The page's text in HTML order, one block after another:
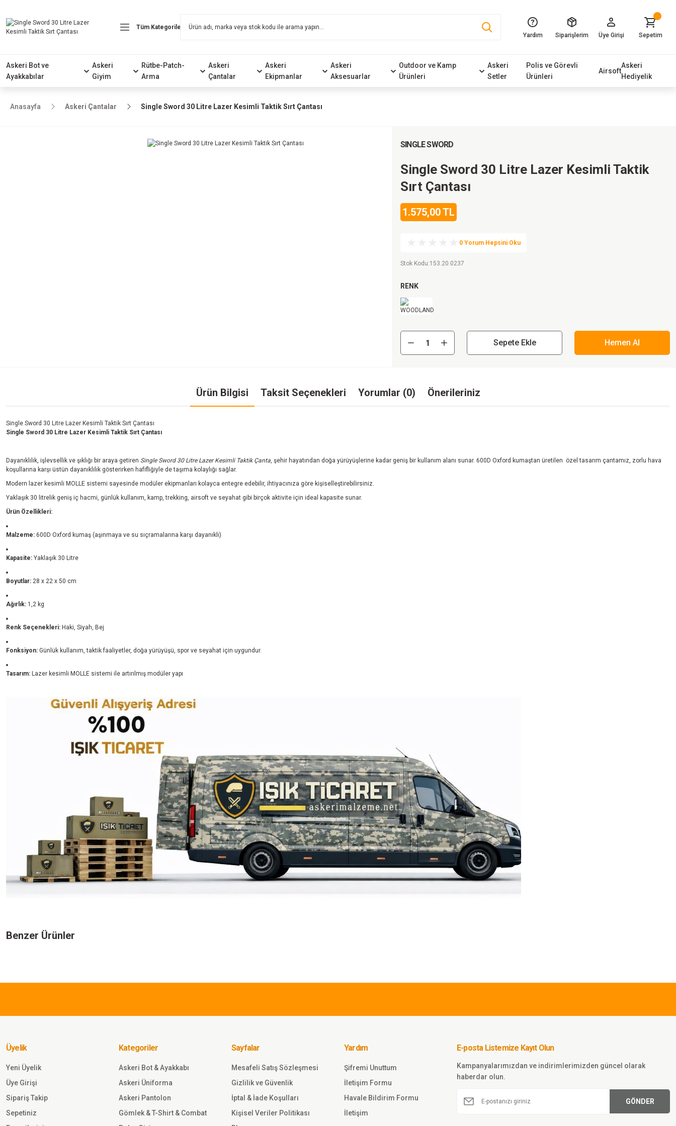
Yardım Siparişlerim Üye Girişi Sepetim
Askeri Bot ve
Ayakkabılar
Askeri
Giyim
Rütbe-Patch-
Arma
Askeri
Çantalar
Askeri
Ekipmanlar
Askeri
Aksesuarlar
Outdoor ve Kamp
Ürünleri
Askeri
Setler
Polis ve Görevli
Ürünleri
Airsoft
Askeri
Hediyelik
Anasayfa Askeri Çantalar Single Sword 30 Litre Lazer Kesimli Taktik Sırt Çantası
SINGLE SWORD
Single Sword 30 Litre Lazer Kesimli Taktik
Sırt Çantası
1.575,00 TL
0 Yorum Hepsini Oku
Stok Kodu:153.20.0237
RENK
Sepete Ekle Hemen Al
Ürün Bilgisi Taksit Seçenekleri Yorumlar (0) Önerileriniz
Single Sword 30 Litre Lazer Kesimli Taktik Sırt Çantası
Single Sword 30 Litre Lazer Kesimli Taktik Sırt Çantası
Dayanıklılık, işlevsellik ve şıklığı bir araya getiren Single Sword 30 Litre Lazer Kesimli Taktik Çanta, şehir hayatından doğa yürüyüşlerine kadar geniş bir kullanım alanı sunar. 600D Oxford kumaştan üretilen özel tasarım çantamız, zorlu hava
koşullarına karşı üstün dayanıklılık gösterirken hafifliğiyle de taşıma kolaylığı sağlar.
Modern lazer kesimli MOLLE sistemi sayesinde modüler ekipmanları kolayca entegre edebilir, ihtiyacınıza göre kişiselleştirebilirsiniz.
Yaklaşık 30 litrelik geniş iç hacmi, günlük kullanım, kamp, trekking, airsoft ve seyahat gibi birçok aktivite için ideal kapasite sunar.
Ürün Özellikleri:
Malzeme: 600D Oxford kumaş (aşınmaya ve su sıçramalarına karşı dayanıklı)
Kapasite: Yaklaşık 30 Litre
Boyutlar: 28 x 22 x 50 cm
Ağırlık: 1,2 kg
Renk Seçenekleri: Haki, Siyah, Bej
Fonksiyon: Günlük kullanım, taktik faaliyetler, doğa yürüyüşü, spor ve seyahat için uygundur.
Tasarım: Lazer kesimli MOLLE sistemi ile artırılmış modüler yapı
Gönder
Benzer Ürünler
Üyelik
Yeni Üyelik
Üye Girişi
Sipariş Takip
Sepetiniz
Kategoriler
Askeri Bot & Ayakkabı
Askeri Üniforma
Askeri Pantolon
Gömlek & T-Shirt & Combat
Sayfalar
Mesafeli Satış Sözleşmesi
Gizlilik ve Güvenlik
İptal & İade Koşulları
Kişisel Veriler Politikası
Yardım
Şifremi Unuttum
İletişim Formu
Havale Bildirim Formu
İletişim
E-posta Listemize Kayıt Olun
Kampanyalarımızdan ve indirimlerimizden güncel olarak
haberdar olun.
GÖNDER